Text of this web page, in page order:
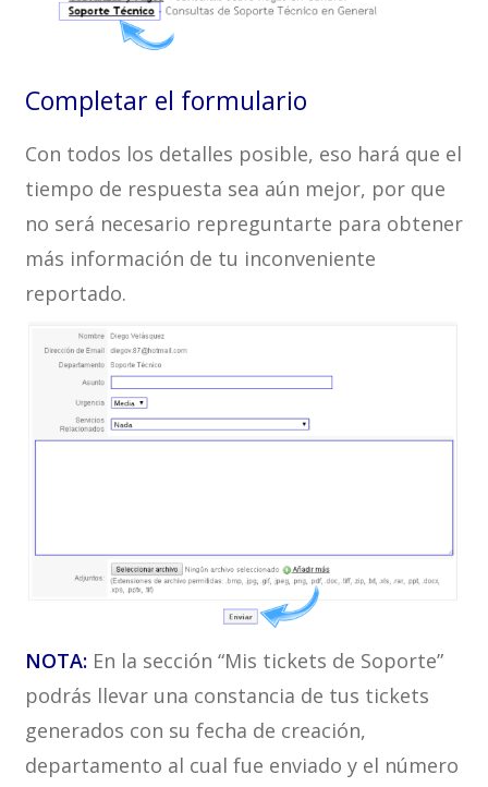
Completar el formulario
Con todos los detalles posible, eso hará que el
tiempo de respuesta sea aún mejor, por que
no será necesario repreguntarte para obtener
más información de tu inconveniente
reportado.
NOTA: En la sección “Mis tickets de Soporte”
podrás llevar una constancia de tus tickets
generados con su fecha de creación,
departamento al cual fue enviado y el número